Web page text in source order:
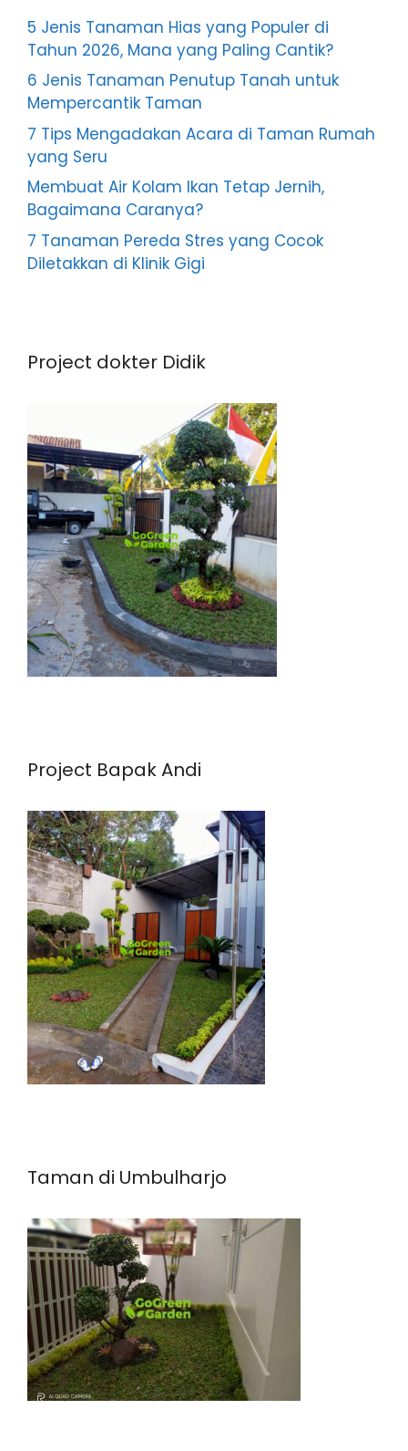
5 Jenis Tanaman Hias yang Populer di
Tahun 2026, Mana yang Paling Cantik?
6 Jenis Tanaman Penutup Tanah untuk
Mempercantik Taman
7 Tips Mengadakan Acara di Taman Rumah
yang Seru
Membuat Air Kolam Ikan Tetap Jernih,
Bagaimana Caranya?
7 Tanaman Pereda Stres yang Cocok
Diletakkan di Klinik Gigi
Project dokter Didik
Project Bapak Andi
Taman di Umbulharjo